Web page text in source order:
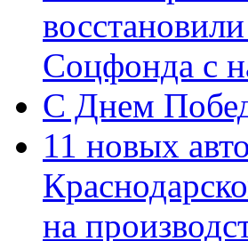
Соцфонда с
С Днем
11 новых
на